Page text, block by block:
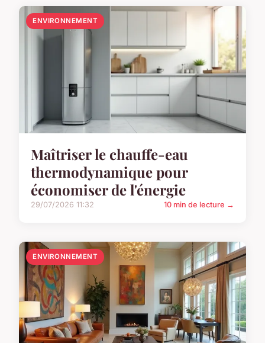
ENVIRONNEMENT
Maîtriser le chauffe-eau
thermodynamique pour
économiser de l'énergie
29/07/2026 11:32 10 min de lecture →
ENVIRONNEMENT